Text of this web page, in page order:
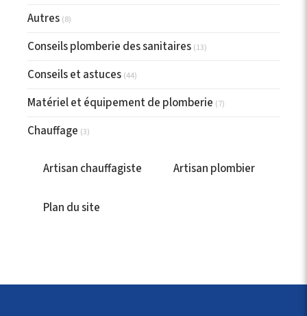
Autres (8)
Conseils plomberie des sanitaires (13)
Conseils et astuces (44)
Matériel et équipement de plomberie (7)
Chauffage (3)
Artisan chauffagiste Artisan plombier
Plan du site